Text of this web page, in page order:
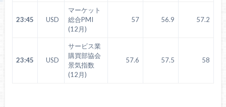
23:45 USD
マーケット
総合PMI
(12月)
57 56.9 57.2
23:45 USD
サービス業
購買部協会
景気指数
(12月)
57.6 57.5 58